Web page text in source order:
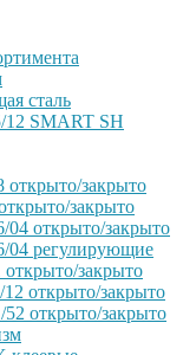
сталь
SMART SH
закрыто
закрыто
открыто/закрыто
04 регулирующие
закрыто
открыто/закрыто
открыто/закрыто